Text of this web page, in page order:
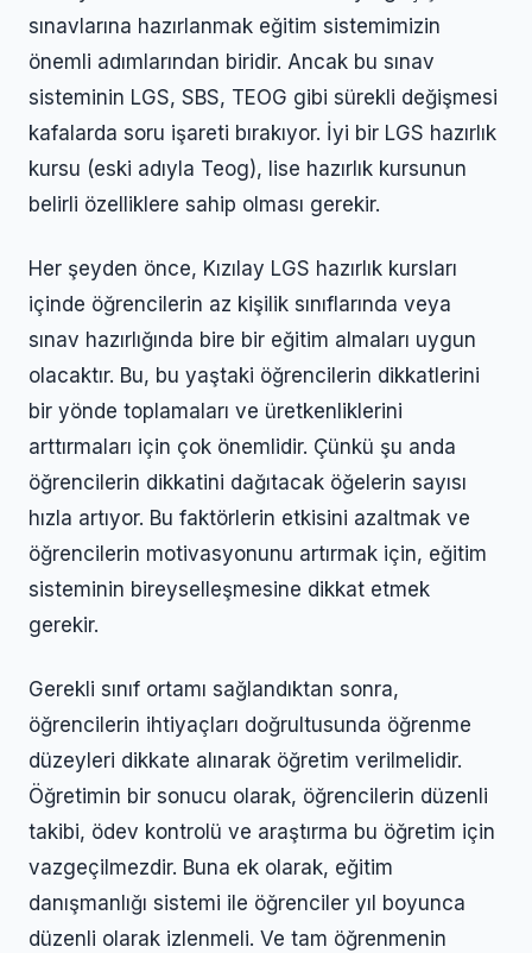
sınavlarına hazırlanmak eğitim sistemimizin
önemli adımlarından biridir. Ancak bu sınav
sisteminin LGS, SBS, TEOG gibi sürekli değişmesi
kafalarda soru işareti bırakıyor. İyi bir LGS hazırlık
kursu (eski adıyla Teog), lise hazırlık kursunun
belirli özelliklere sahip olması gerekir.
Her şeyden önce, Kızılay LGS hazırlık kursları
içinde öğrencilerin az kişilik sınıflarında veya
sınav hazırlığında bire bir eğitim almaları uygun
olacaktır. Bu, bu yaştaki öğrencilerin dikkatlerini
bir yönde toplamaları ve üretkenliklerini
arttırmaları için çok önemlidir. Çünkü şu anda
öğrencilerin dikkatini dağıtacak öğelerin sayısı
hızla artıyor. Bu faktörlerin etkisini azaltmak ve
öğrencilerin motivasyonunu artırmak için, eğitim
sisteminin bireyselleşmesine dikkat etmek
gerekir.
Gerekli sınıf ortamı sağlandıktan sonra,
öğrencilerin ihtiyaçları doğrultusunda öğrenme
düzeyleri dikkate alınarak öğretim verilmelidir.
Öğretimin bir sonucu olarak, öğrencilerin düzenli
takibi, ödev kontrolü ve araştırma bu öğretim için
vazgeçilmezdir. Buna ek olarak, eğitim
danışmanlığı sistemi ile öğrenciler yıl boyunca
düzenli olarak izlenmeli. Ve tam öğrenmenin